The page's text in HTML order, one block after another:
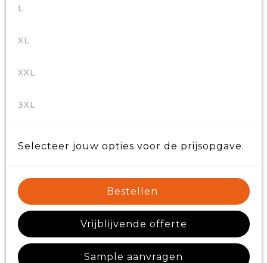
L
XL
XXL
3XL
Selecteer jouw opties voor de prijsopgave.
Bestellen
Vrijblijvende offerte
Sample aanvragen